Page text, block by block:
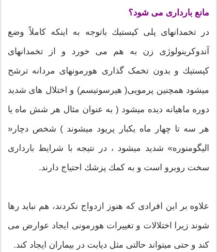
مانع بارداری می شود؟
در تخمدانهای پلی كیستیك باتوجه به اینكه كاملاً وضع
آندوكرینولوژی زن به هم می خورد و از تخمدانهای
كیستیك و بدون تخمک گذاری هورمونهای مردانه ترشح
ميشود همچنين پرمویی( هیرسوتیسم) و اختلال های شدید
دوره ماهیانه دیده ميشود ( به عنوان مثال هر شش ماه یا
هر سه تا چهار ماه یكبار پریود میشوند ) شخص دچار«
الیگومنوره» شدید ميشود ، در نتيجه با شرایط بارداری
سخت روبرو است و به كمك پزشك احتیاج دارند.
علاوه بر این افرادی كه هنوز ازدواج نكردند، هم نباید رها
شوند زیرا اختلالات و تغييرات هورمونی ایجاد عوارض می
كند و حتی میتواند حالتی مثل دیابت در بیماران ایجاد كند.